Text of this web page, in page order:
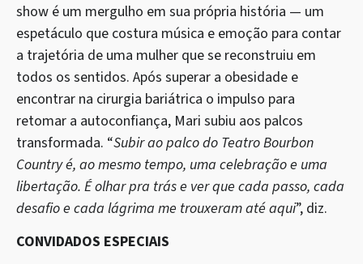
show é um mergulho em sua própria história — um
espetáculo que costura música e emoção para contar
a trajetória de uma mulher que se reconstruiu em
todos os sentidos. Após superar a obesidade e
encontrar na cirurgia bariátrica o impulso para
retomar a autoconfiança, Mari subiu aos palcos
transformada. “Subir ao palco do Teatro Bourbon
Country é, ao mesmo tempo, uma celebração e uma
libertação. É olhar pra trás e ver que cada passo, cada
desafio e cada lágrima me trouxeram até aqui”, diz.
CONVIDADOS ESPECIAIS